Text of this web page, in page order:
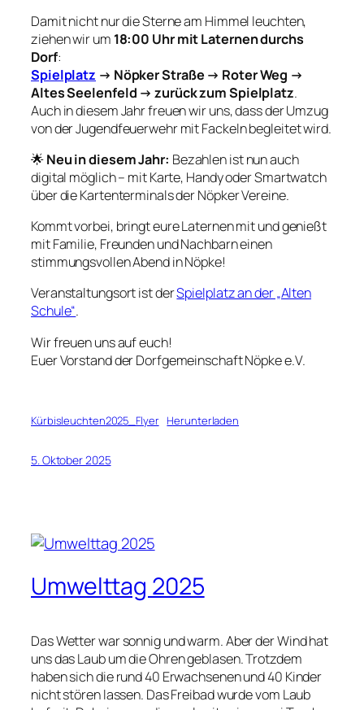
Damit nicht nur die Sterne am Himmel leuchten,
ziehen wir um 18:00 Uhr mit Laternen durchs
Dorf:
Spielplatz → Nöpker Straße → Roter Weg →
Altes Seelenfeld → zurück zum Spielplatz.
Auch in diesem Jahr freuen wir uns, dass der Umzug
von der Jugendfeuerwehr mit Fackeln begleitet wird.
🌟Neu in diesem Jahr: Bezahlen ist nun auch
digital möglich – mit Karte, Handy oder Smartwatch
über die Kartenterminals der Nöpker Vereine.
Kommt vorbei, bringt eure Laternen mit und genießt
mit Familie, Freunden und Nachbarn einen
stimmungsvollen Abend in Nöpke!
Veranstaltungsort ist derSpielplatz an der „Alten
Schule“.
Wir freuen uns auf euch!
Euer Vorstand der Dorfgemeinschaft Nöpke e.V.
Kürbisleuchten2025_Flyer Herunterladen
5. Oktober 2025
Umwelttag 2025
Das Wetter war sonnig und warm. Aber der Wind hat
uns das Laub um die Ohren geblasen. Trotzdem
haben sich die rund 40 Erwachsenen und 40 Kinder
nicht stören lassen. Das Freibad wurde vom Laub